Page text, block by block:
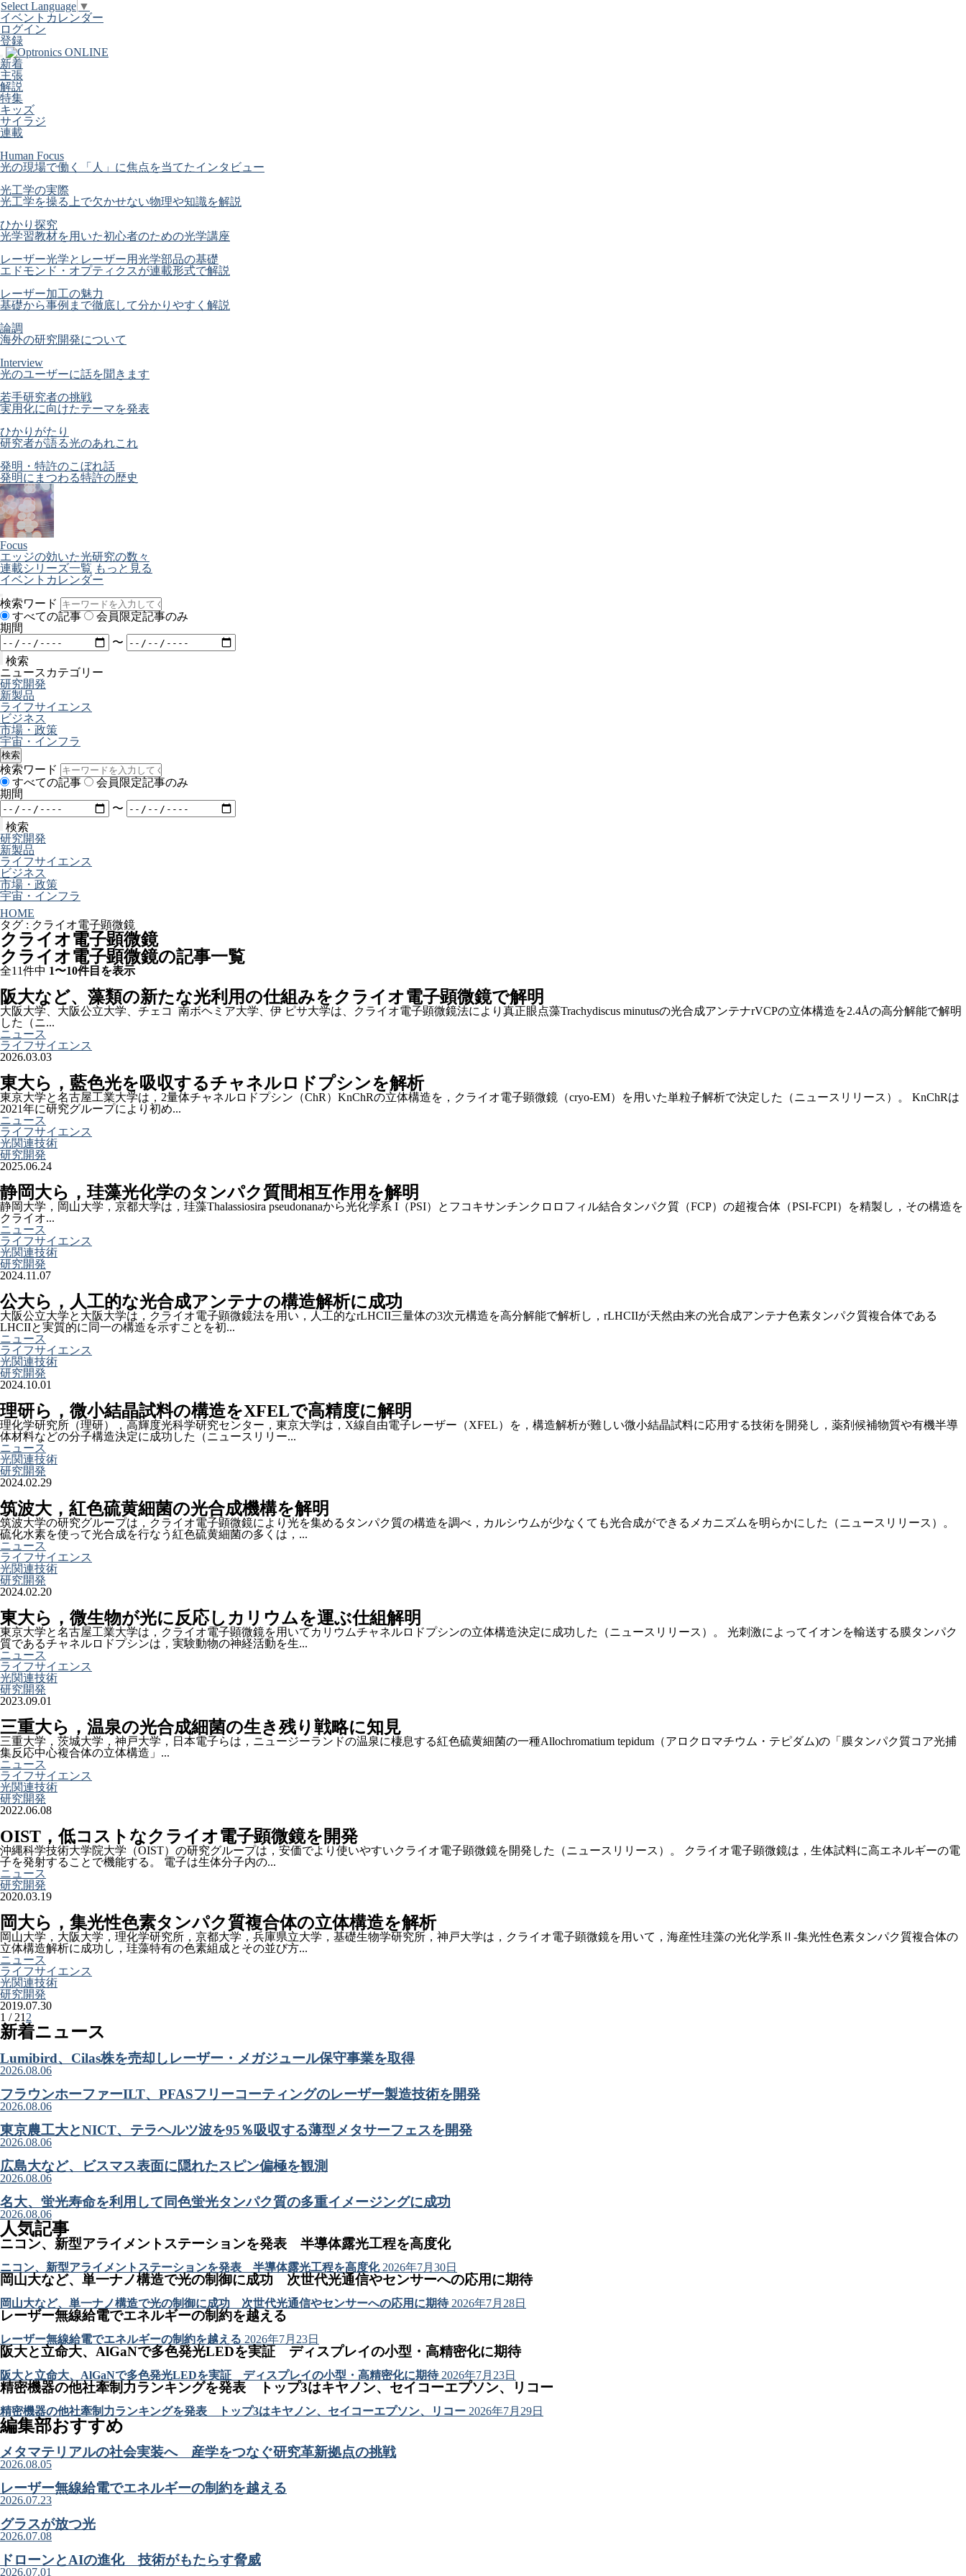
Select Language ▼
イベントカレンダー
ログイン
登録
新着
主張
解説
特集
キッズ
サイラジ
連載
Human Focus
光の現場で働く「人」に焦点を当てたインタビュー
光工学の実際
光工学を操る上で欠かせない物理や知識を解説
ひかり探究
光学習教材を用いた初心者のための光学講座
レーザー光学とレーザー用光学部品の基礎
エドモンド・オプティクスが連載形式で解説
レーザー加工の魅力
基礎から事例まで徹底して分かりやすく解説
論調
海外の研究開発について
Interview
光のユーザーに話を聞きます
若手研究者の挑戦
実用化に向けたテーマを発表
ひかりがたり
研究者が語る光のあれこれ
発明・特許のこぼれ話
発明にまつわる特許の歴史
Focus
エッジの効いた光研究の数々
連載シリーズ一覧 もっと見る
イベントカレンダー
検索ワード
すべての記事
会員限定記事のみ
期間
〜
検索
ニュースカテゴリー
研究開発
新製品
ライフサイエンス
ビジネス
市場・政策
宇宙・インフラ
検索
検索ワード
すべての記事
会員限定記事のみ
期間
〜
検索
研究開発
新製品
ライフサイエンス
ビジネス
市場・政策
宇宙・インフラ
HOME
タグ : クライオ電子顕微鏡
クライオ電子顕微鏡
クライオ電子顕微鏡の記事一覧
全11件中 1〜10件目を表示
阪大など、藻類の新たな光利用の仕組みをクライオ電子顕微鏡で解明
大阪大学、大阪公立大学、チェコ 南ボヘミア大学、伊 ピサ大学は、クライオ電子顕微鏡法により真正眼点藻Trachydiscus minutusの光合成アンテナrVCPの立体構造を2.4Åの高分解能で解明
した（ニ...
ニュース
ライフサイエンス
2026.03.03
東大ら，藍色光を吸収するチャネルロドプシンを解析
東京大学と名古屋工業大学は，2量体チャネルロドプシン（ChR）KnChRの立体構造を，クライオ電子顕微鏡（cryo-EM）を用いた単粒子解析で決定した（ニュースリリース）。 KnChRは
2021年に研究グループにより初め...
ニュース
ライフサイエンス
光関連技術
研究開発
2025.06.24
静岡大ら，珪藻光化学のタンパク質間相互作用を解明
静岡大学，岡山大学，京都大学は，珪藻Thalassiosira pseudonanaから光化学系 I（PSI）とフコキサンチンクロロフィル結合タンパク質（FCP）の超複合体（PSI-FCPI）を精製し，その構造を
クライオ...
ニュース
ライフサイエンス
光関連技術
研究開発
2024.11.07
公大ら，人工的な光合成アンテナの構造解析に成功
大阪公立大学と大阪大学は，クライオ電子顕微鏡法を用い，人工的なrLHCII三量体の3次元構造を高分解能で解析し，rLHCIIが天然由来の光合成アンテナ色素タンパク質複合体である
LHCIIと実質的に同一の構造を示すことを初...
ニュース
ライフサイエンス
光関連技術
研究開発
2024.10.01
理研ら，微小結晶試料の構造をXFELで高精度に解明
理化学研究所（理研），高輝度光科学研究センター，東京大学は，X線自由電子レーザー（XFEL）を，構造解析が難しい微小結晶試料に応用する技術を開発し，薬剤候補物質や有機半導
体材料などの分子構造決定に成功した（ニュースリリー...
ニュース
光関連技術
研究開発
2024.02.29
筑波大，紅色硫黄細菌の光合成機構を解明
筑波大学の研究グループは，クライオ電子顕微鏡により光を集めるタンパク質の構造を調べ，カルシウムが少なくても光合成ができるメカニズムを明らかにした（ニュースリリース）。
硫化水素を使って光合成を行なう紅色硫黄細菌の多くは，...
ニュース
ライフサイエンス
光関連技術
研究開発
2024.02.20
東大ら，微生物が光に反応しカリウムを運ぶ仕組解明
東京大学と名古屋工業大学は，クライオ電子顕微鏡を用いてカリウムチャネルロドプシンの立体構造決定に成功した（ニュースリリース）。 光刺激によってイオンを輸送する膜タンパク
質であるチャネルロドプシンは，実験動物の神経活動を生...
ニュース
ライフサイエンス
光関連技術
研究開発
2023.09.01
三重大ら，温泉の光合成細菌の生き残り戦略に知見
三重大学，茨城大学，神戸大学，日本電子らは，ニュージーランドの温泉に棲息する紅色硫黄細菌の一種Allochromatium tepidum（アロクロマチウム・テピダム)の「膜タンパク質コア光捕
集反応中心複合体の立体構造」...
ニュース
ライフサイエンス
光関連技術
研究開発
2022.06.08
OIST，低コストなクライオ電子顕微鏡を開発
沖縄科学技術大学院大学（OIST）の研究グループは，安価でより使いやすいクライオ電子顕微鏡を開発した（ニュースリリース）。 クライオ電子顕微鏡は，生体試料に高エネルギーの電
子を発射することで機能する。 電子は生体分子内の...
ニュース
研究開発
2020.03.19
岡大ら，集光性色素タンパク質複合体の立体構造を解析
岡山大学，大阪大学，理化学研究所，京都大学，兵庫県立大学，基礎生物学研究所，神戸大学は，クライオ電子顕微鏡を用いて，海産性珪藻の光化学系Ⅱ-集光性色素タンパク質複合体の
立体構造解析に成功し，珪藻特有の色素組成とその並び方...
ニュース
ライフサイエンス
光関連技術
研究開発
2019.07.30
1 / 21 2
新着ニュース
Lumibird、Cilas株を売却しレーザー・メガジュール保守事業を取得
2026.08.06
フラウンホーファーILT、PFASフリーコーティングのレーザー製造技術を開発
2026.08.06
東京農工大とNICT、テラヘルツ波を95％吸収する薄型メタサーフェスを開発
2026.08.06
広島大など、ビスマス表面に隠れたスピン偏極を観測
2026.08.06
名大、蛍光寿命を利用して同色蛍光タンパク質の多重イメージングに成功
2026.08.06
人気記事
ニコン、新型アライメントステーションを発表 半導体露光工程を高度化
ニコン、新型アライメントステーションを発表 半導体露光工程を高度化 2026年7月30日
岡山大など、単一ナノ構造で光の制御に成功 次世代光通信やセンサーへの応用に期待
岡山大など、単一ナノ構造で光の制御に成功 次世代光通信やセンサーへの応用に期待 2026年7月28日
レーザー無線給電でエネルギーの制約を越える
レーザー無線給電でエネルギーの制約を越える 2026年7月23日
阪大と立命大、AlGaNで多色発光LEDを実証 ディスプレイの小型・高精密化に期待
阪大と立命大、AlGaNで多色発光LEDを実証 ディスプレイの小型・高精密化に期待 2026年7月23日
精密機器の他社牽制力ランキングを発表 トップ3はキヤノン、セイコーエプソン、リコー
精密機器の他社牽制力ランキングを発表 トップ3はキヤノン、セイコーエプソン、リコー 2026年7月29日
編集部おすすめ
メタマテリアルの社会実装へ 産学をつなぐ研究革新拠点の挑戦
2026.08.05
レーザー無線給電でエネルギーの制約を越える
2026.07.23
グラスが放つ光
2026.07.08
ドローンとAIの進化 技術がもたらす脅威
2026.07.01